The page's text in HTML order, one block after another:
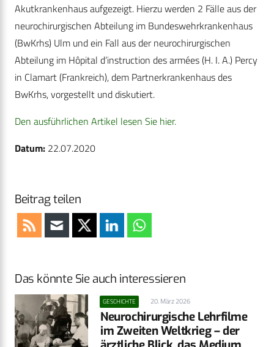
Akutkrankenhaus aufgezeigt. Hierzu werden 2 Fälle aus der
neurochirurgischen Abteilung im Bundeswehrkrankenhaus
(BwKrhs) Ulm und ein Fall aus der neurochirurgischen
Abteilung im Hôpital d‘instruction des armées (H. I. A.) Percy
in Clamart (Frankreich), dem Partnerkrankenhaus des
BwKrhs, vorgestellt und diskutiert.
Den ausführlichen Artikel lesen Sie hier.
Datum: 22.07.2020
Beitrag teilen
Das könnte Sie auch interessieren
GESCHICHTE 20. März 2026
Neurochirurgische Lehrfilme
im Zweiten Weltkrieg – der